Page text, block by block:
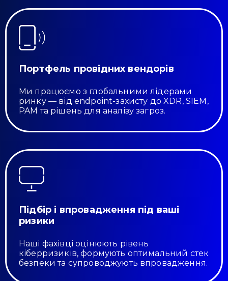
Портфель провідних вендорів
Ми працюємо з глобальними лідерами
ринку — від endpoint-захисту до XDR, SIEM,
PAM та рішень для аналізу загроз.
Підбір і впровадження під ваші
ризики
Наші фахівці оцінюють рівень
кіберризиків, формують оптимальний стек
безпеки та супроводжують впровадження.